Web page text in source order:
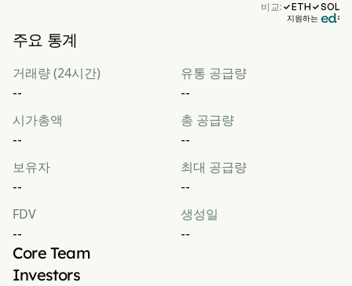
비교: ETH SOL
지원하는
주요 통계
거래량 (24시간)
--
유통 공급량
--
시가총액
--
총 공급량
--
보유자
--
최대 공급량
--
FDV
--
생성일
--
Core Team
Investors